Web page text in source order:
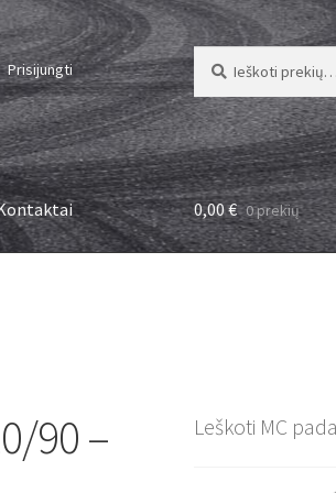
Prisijungti
Ieškoti:
Ieškoti
0,00€ 0 prekių
90 –
Leškoti MC